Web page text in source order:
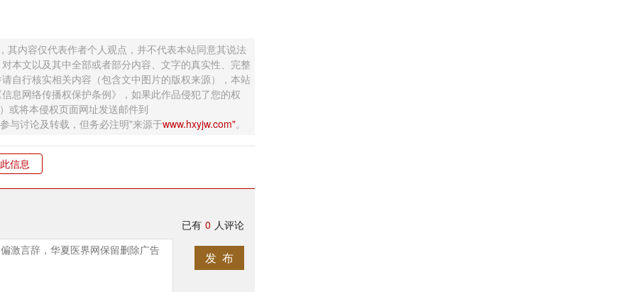
内容仅代表作者个人观点，并不代表本站同意其说法
本文以及其中全部或者部分内容、文字的真实性、完整
自行核实相关内容（包含文中图片的版权来源），本站
息网络传播权保护条例》，如果此作品侵犯了您的权
或将本侵权页面网址发送邮件到
与讨论及转载，但务必注明"来源于www.hxyjw.com"。
信息
已有 0 人评论
发 布